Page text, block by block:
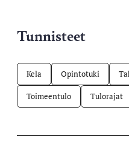
Tunnisteet
Kela Opintotuki
Toimeentulo Tulorajat